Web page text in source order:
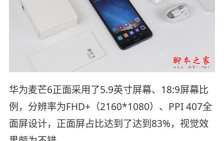
华为麦芒6正面采用了5.9英寸屏幕、18:9屏幕比
例，分辨率为FHD+（2160*1080）、PPI 407全
面屏设计，正面屏占比达到了达到83%，视觉效